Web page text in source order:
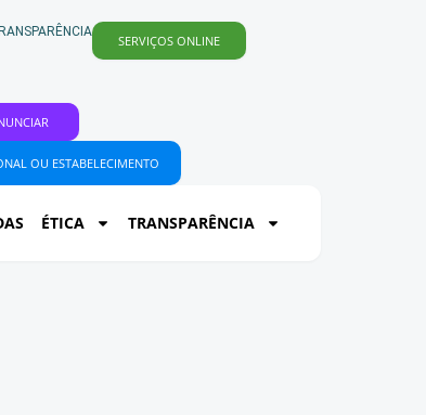
SERVIÇOS ONLINE
OU ESTABELECIMENTO
ÉTICA TRANSPARÊNCIA